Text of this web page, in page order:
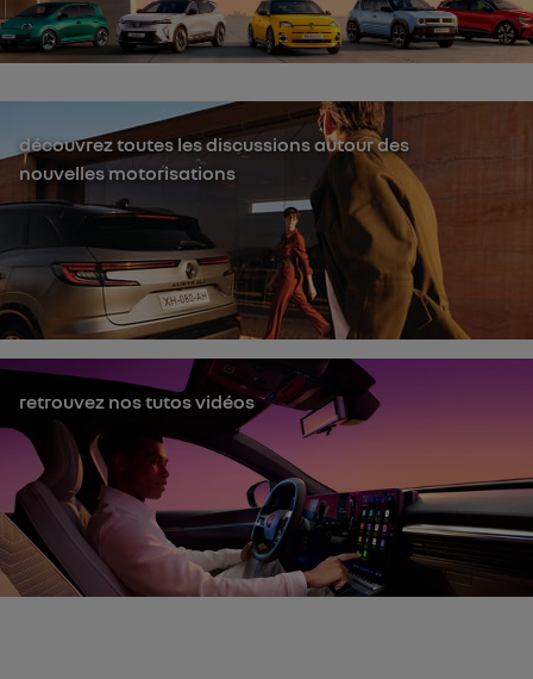
découvrez toutes les discussions autour des
nouvelles motorisations
retrouvez nos tutos vidéos